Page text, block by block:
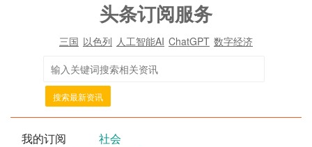
头条订阅服务
三国 以色列 人工智能AI ChatGPT 数字经济
搜索最新资讯
我的订阅 社会